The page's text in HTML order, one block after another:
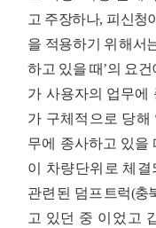
고 주장하나, 피신청
을 적용하기 위해서
하고 있을 때’의 요건
가 사용자의 업무에
가 구체적으로 당해
무에 종사하고 있을
이 차량단위로 체결
관련된 덤프 트럭(충
고 있던 중 이었고